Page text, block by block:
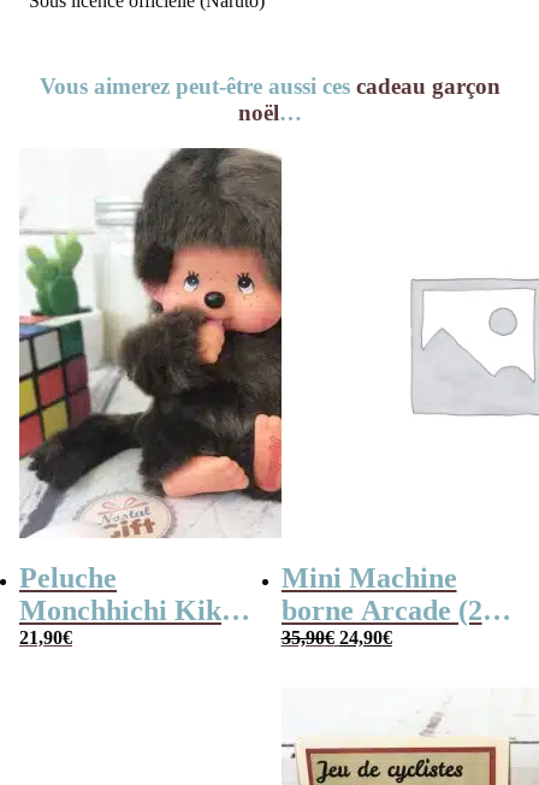
Vous aimerez peut-être aussi ces cadeau garçon
noël…
Peluche
Monchhichi Kiki
l’original (20 cm)
21,90€
Mini Machine
borne Arcade (240
jeux)
35,90€ Le
prix
24,90€Le
prix